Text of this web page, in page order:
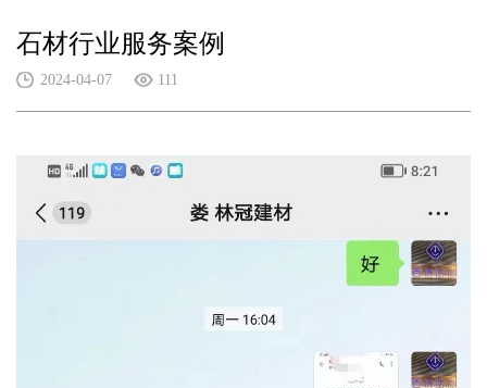
石材行业服务案例
2024-04-07 111